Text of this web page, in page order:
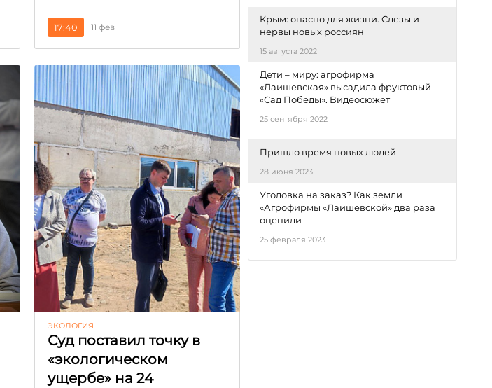
17:40 11 фев
ЭКОЛОГИЯ
Суд поставил точку в
«экологическом
ущербе» на 24
Крым: опасно для жизни. Слезы и
нервы новых россиян
15 августа 2022
Дети – миру: агрофирма
«Лаишевская» высадила фруктовый
«Сад Победы». Видеосюжет
25 сентября 2022
Пришло время новых людей
28 июня 2023
Уголовка на заказ? Как земли
«Агрофирмы «Лаишевской» два раза
оценили
25 февраля 2023